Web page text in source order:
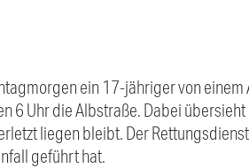
ein 17-jähriger von
Uhr die Albstraße. Dabei übersieht
liegen bleibt. Der
geführt hat.